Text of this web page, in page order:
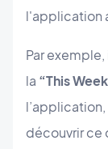
l'application
Par
la “This
découvrir ce